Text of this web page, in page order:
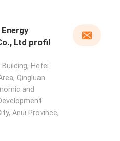
Ltd profil
Hefei
Qingluan
and
Anui Province,